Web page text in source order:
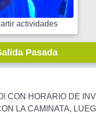
actividades
Pasada
CON HORARIO DE
LA CAMINATA,